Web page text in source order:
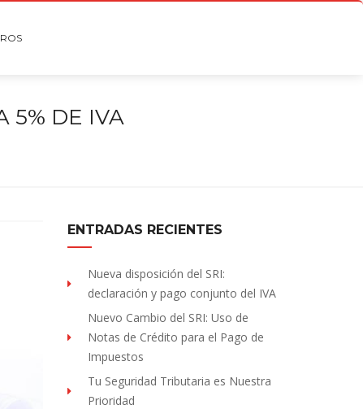
5% DE IVA
ENTRADAS RECIENTES
Nueva disposición del SRI:
declaración y pago conjunto del IVA
Nuevo Cambio del SRI: Uso de
Notas de Crédito para el Pago de
Impuestos
Tu Seguridad Tributaria es Nuestra
Prioridad